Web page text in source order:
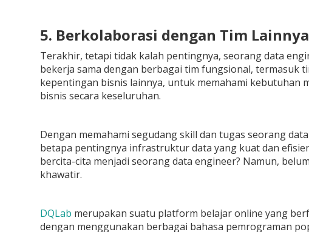
5. Berkolaborasi dengan Tim Lainnya
Terakhir, tetapi tidak kalah pentingnya, seorang data
bekerja sama dengan berbagai tim fungsional, termasuk
kepentingan bisnis lainnya, untuk memahami kebutuhan
bisnis secara keseluruhan.
Dengan memahami segudang skill dan tugas seorang
betapa pentingnya infrastruktur data yang kuat dan
bercita-cita menjadi seorang data engineer? Namun,
khawatir.
DQLab merupakan suatu platform belajar online yang
dengan menggunakan berbagai bahasa pemrograman